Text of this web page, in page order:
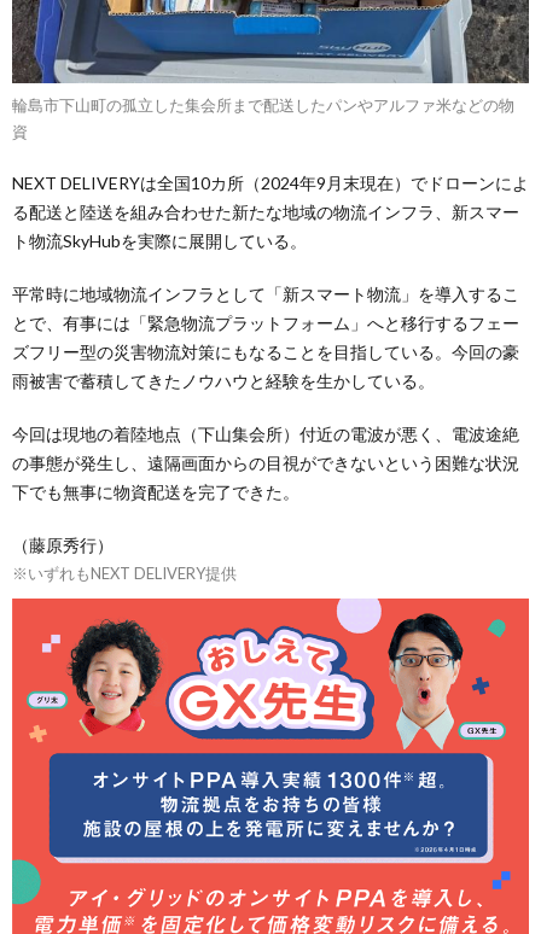
輪島市下山町の孤立した集会所まで配送したパンやアルファ米などの物
資
NEXT DELIVERYは全国10カ所（2024年9月末現在）でドローンによ
る配送と陸送を組み合わせた新たな地域の物流インフラ、新スマー
ト物流SkyHubを実際に展開している。
平常時に地域物流インフラとして「新スマート物流」を導⼊するこ
とで、有事には「緊急物流プラットフォーム」へと移⾏するフェー
ズフリー型の災害物流対策にもなることを目指している。今回の豪
雨被害で蓄積してきたノウハウと経験を生かしている。
今回は現地の着陸地点（下山集会所）付近の電波が悪く、電波途絶
の事態が発生し、遠隔画面からの目視ができないという困難な状況
下でも無事に物資配送を完了できた。
（藤原秀行）
※いずれもNEXT DELIVERY提供